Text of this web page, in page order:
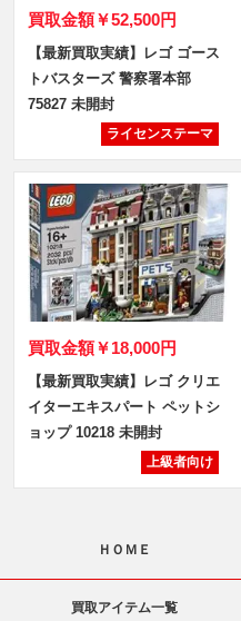
買取金額￥52,500円
【最新買取実績】レゴ ゴース
トバスターズ 警察署本部
75827 未開封
ライセンステーマ
買取金額￥18,000円
【最新買取実績】レゴ クリエ
イターエキスパート ペットシ
ョップ 10218 未開封
上級者向け
ＨＯＭＥ
買取アイテム一覧